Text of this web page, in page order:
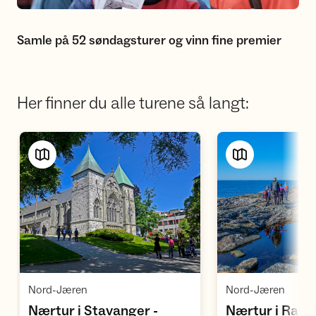
Samle på 52 søndagsturer og vinn fine premier
Her finner du alle turene så langt:
Vis turforslag
Nord-Jæren
Nærtur i Stavanger -
Nord-Jæren
Nærtur i